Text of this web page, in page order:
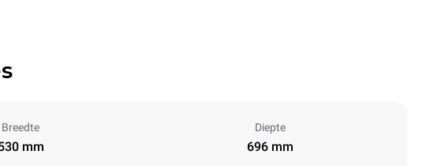
Breedte
mm
Diepte
696 mm